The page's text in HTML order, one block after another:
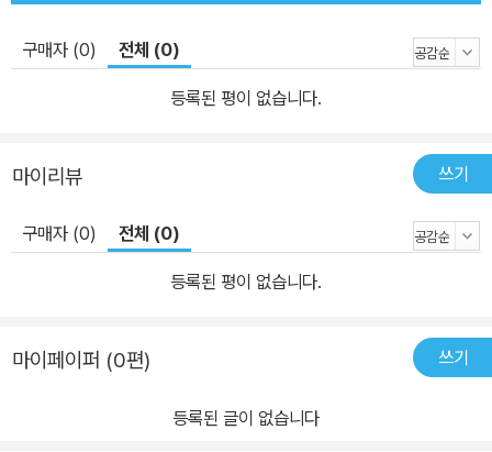
구매자 (0) 전체 (0)
등록된 평이 없습니다.
마이리뷰 쓰기
구매자 (0) 전체 (0)
등록된 평이 없습니다.
마이페이퍼 (0편) 쓰기
등록된 글이 없습니다